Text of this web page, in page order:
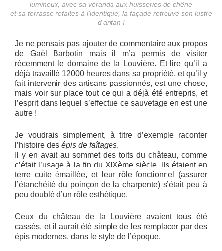
lumineux, avec sa véranda aux huisseries de chêne
et sa terrasse refaites à l’identique, la façade retrouve son lustre
d’antan !
Je ne pensais pas ajouter de commentaire aux propos
de Gaël Barbotin mais il m’a permis de visiter
récemment le domaine de la Louvière. Et lire qu’il a
déjà travaillé 12000 heures dans sa propriété, et qu’il y
fait intervenir des artisans passionnés, est une chose,
mais voir sur place tout ce qui a déjà été entrepris, et
l’esprit dans lequel s’effectue ce sauvetage en est une
autre !
Je voudrais simplement, à titre d’exemple raconter
l’histoire des épis de faîtages.
Il y en avait au sommet des toits du château, comme
c’était l’usage à la fin du XIXème siècle. Ils étaient en
terre cuite émaillée, et leur rôle fonctionnel (assurer
l’étanchéité du poinçon de la charpente) s’était peu à
peu doublé d’un rôle esthétique.
Ceux du château de la Louvière avaient tous été
cassés, et il aurait été simple de les remplacer par des
épis modernes, dans le style de l’époque.